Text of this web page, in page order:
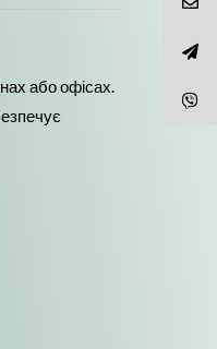
або офісах.